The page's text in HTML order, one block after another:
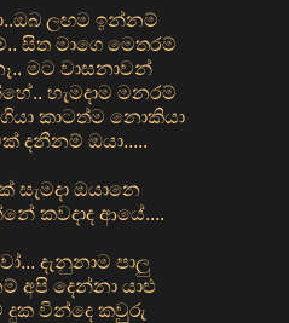
ලඟම ඉන්නම්
සිත මාගෙ මෙතරම්
මට වාසනාවන්
හැමදාම මනරම්
කාටත්ම නොකියා
දනීනම් ඔයා.....
සැමදා ඔයානෙ
කවදාද ආයේ....
දැනුනාම පාලු
අපි දෙන්නා යාළු
දුක වින්දෙ කවුුරු